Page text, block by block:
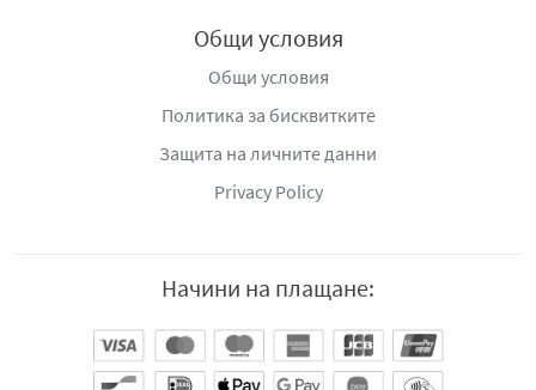
Общи условия
Общи условия
Политика за бисквитките
Защита на личните данни
Privacy Policy
Начини на плащане: